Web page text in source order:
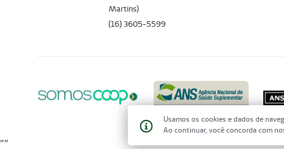
Martins)
(16) 3605-5599
""
Usamos os cookies e dados de
Ao continuar, você concorda com